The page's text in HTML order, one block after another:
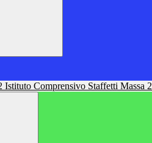
Istituto Comprensivo Staffetti Massa 2